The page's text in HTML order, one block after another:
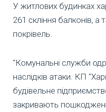
У житлових будинках
261 скління балконів,
покрівель.
"Комунальні служби
наслідків атаки. КП
будівельне
закривають